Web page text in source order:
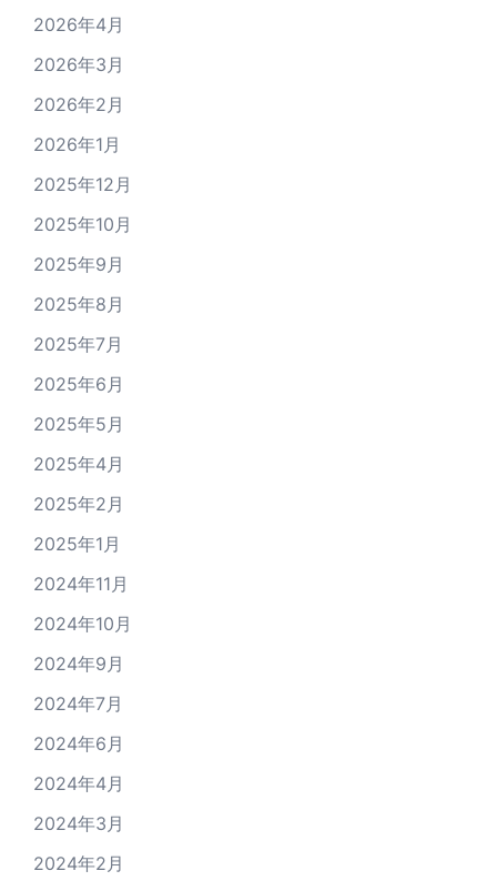
2026年4月
2026年3月
2026年2月
2026年1月
2025年12月
2025年10月
2025年9月
2025年8月
2025年7月
2025年6月
2025年5月
2025年4月
2025年2月
2025年1月
2024年11月
2024年10月
2024年9月
2024年7月
2024年6月
2024年4月
2024年3月
2024年2月